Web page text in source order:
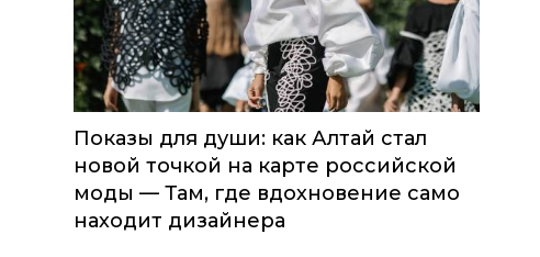
Показы для души: как Алтай стал
новой точкой на карте российской
моды — Там, где вдохновение само
находит дизайнера